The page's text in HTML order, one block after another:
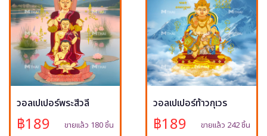
วอลเปเปอร์พระสีวลี
฿189 ขายแล้ว 180 ชิ้น
วอลเปเปอร์ท้าวกุเวร
฿189 ขายแล้ว 242 ชิ้น